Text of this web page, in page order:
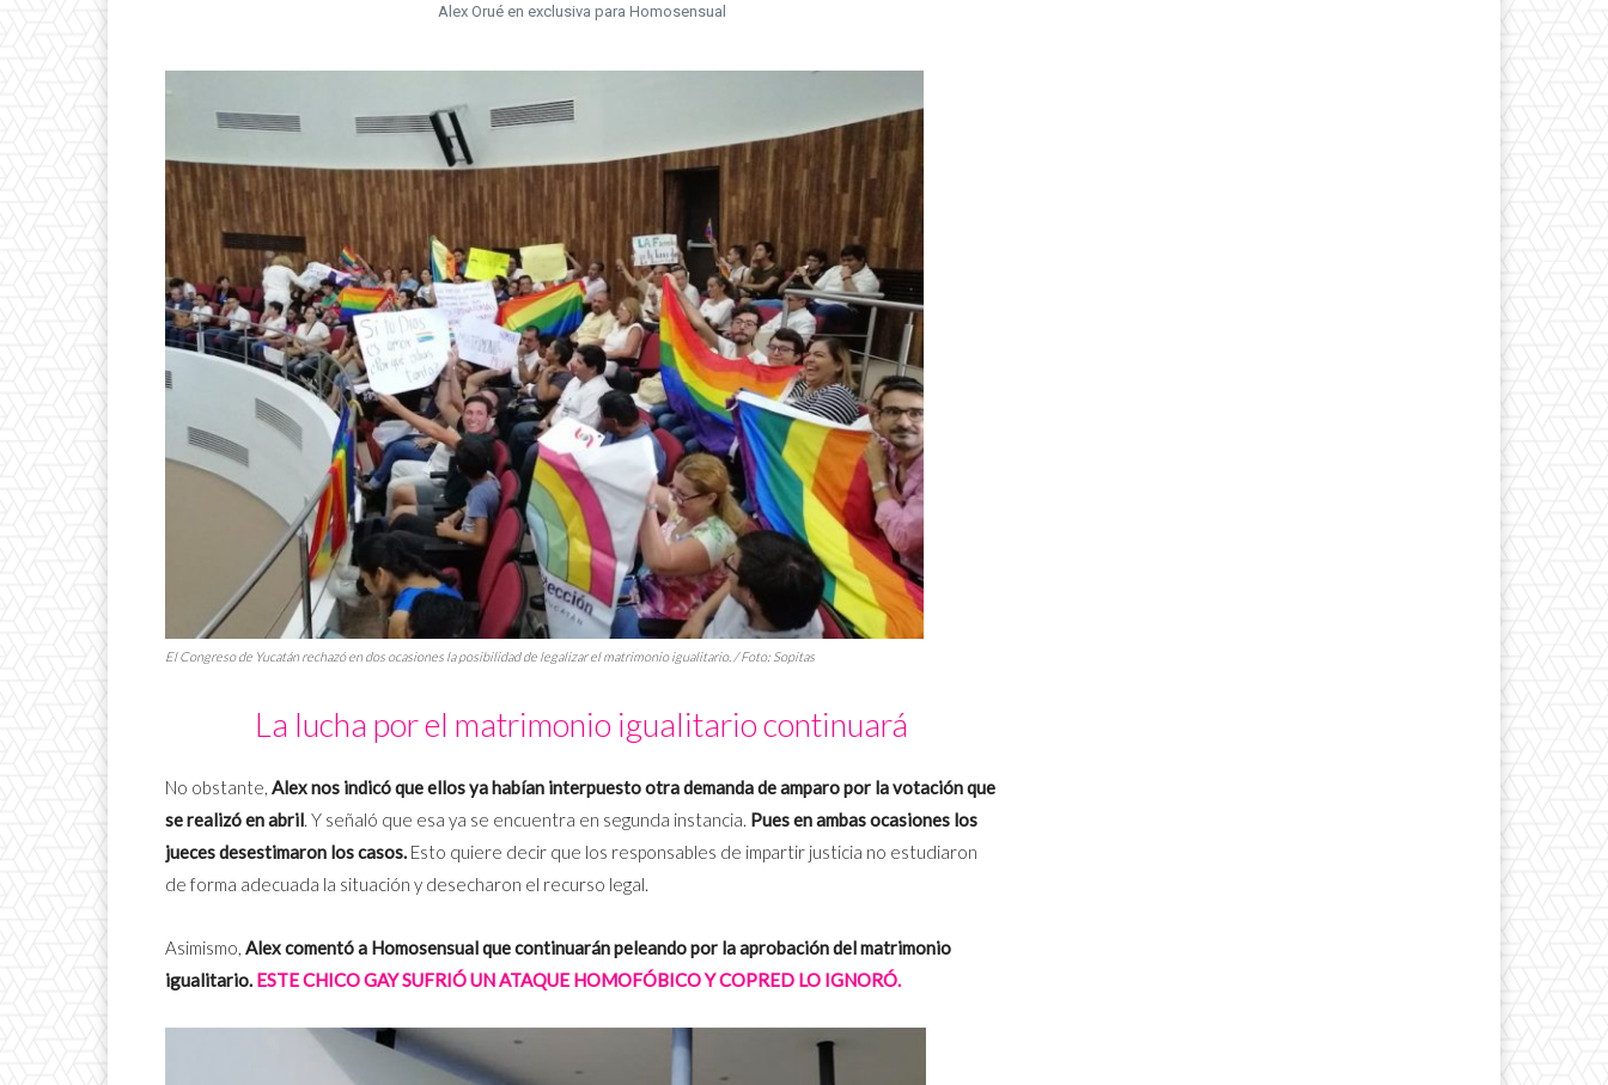
Alex Orué en exclusiva para Homosensual
El Congreso de Yucatán rechazó en dos ocasiones la posibilidad de legalizar el matrimonio igualitario. / Foto: Sopitas
La lucha por el matrimonio igualitario continuará
No obstante, Alex nos indicó que ellos ya habían interpuesto otra demanda de amparo por la votación que
se realizó en abril. Y señaló que esa ya se encuentra en segunda instancia. Pues en ambas ocasiones los
jueces desestimaron los casos. Esto quiere decir que los responsables de impartir justicia no estudiaron
de forma adecuada la situación y desecharon el recurso legal.
Asimismo, Alex comentó a Homosensual que continuarán peleando por la aprobación del matrimonio
igualitario. ESTE CHICO GAY SUFRIÓ UN ATAQUE HOMOFÓBICO Y COPRED LO IGNORÓ.